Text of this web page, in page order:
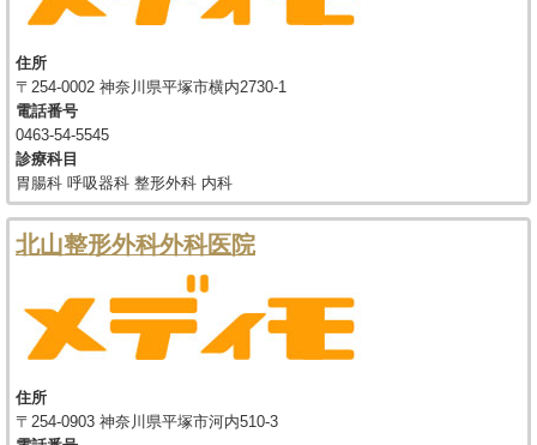
住所
〒254-0002 神奈川県平塚市横内2730-1
電話番号
0463-54-5545
診療科目
胃腸科 呼吸器科 整形外科 内科
北山整形外科外科医院
住所
〒254-0903 神奈川県平塚市河内510-3